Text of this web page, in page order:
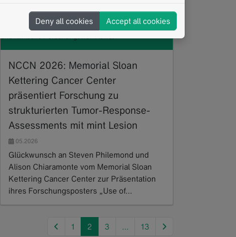
Vorstellung eines Forschungsposters des Memorial
Sloan Kettering Cancer Center zur Nutzung von mint
Lesion für strukturierte Tumor-Response-Assessments
und klinische Forschungsworkflows.
NCCN 2026: Memorial Sloan
Kettering Cancer Center
präsentiert Forschung zu
strukturierten Tumor-Response-
Assessments mit mint Lesion
05.2026
Glückwunsch an Steven Philemond und
Alison Chiaramonte vom Memorial Sloan
Kettering Cancer Center zur Präsentation
ihres Forschungsposters „Use of…
previous
1 2 3 … 13
Deny all cookies Accept all cookies